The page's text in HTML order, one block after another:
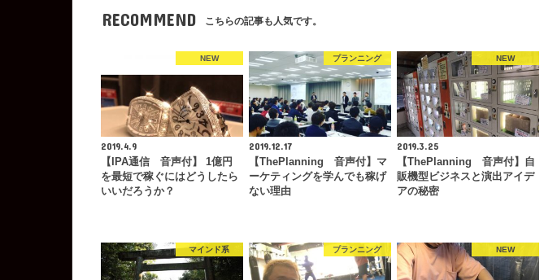
RECOMMEND こちらの記事も人気です。
NEW
2019.4.9
【IPA通信 音声付】 1億円
を最短で稼ぐにはどうしたら
いいだろうか？
プランニング
2019.12.17
【ThePlanning 音声付】マ
ーケティングを学んでも稼げ
ない理由
NEW
2019.3.25
【ThePlanning 音声付】自
販機型ビジネスと演出アイデ
アの秘密
マインド系 プランニング NEW